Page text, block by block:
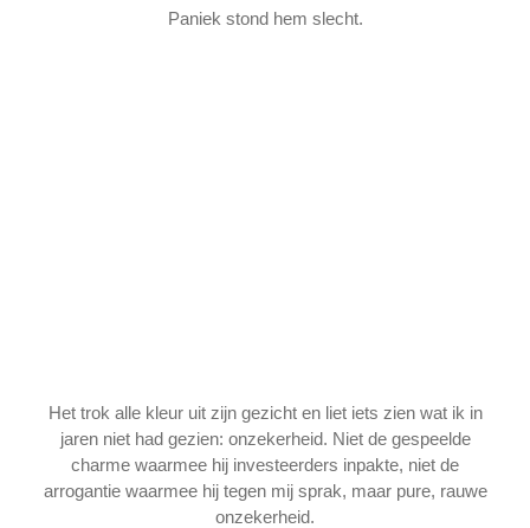
Paniek stond hem slecht.
Het trok alle kleur uit zijn gezicht en liet iets zien wat ik in
jaren niet had gezien: onzekerheid. Niet de gespeelde
charme waarmee hij investeerders inpakte, niet de
arrogantie waarmee hij tegen mij sprak, maar pure, rauwe
onzekerheid.